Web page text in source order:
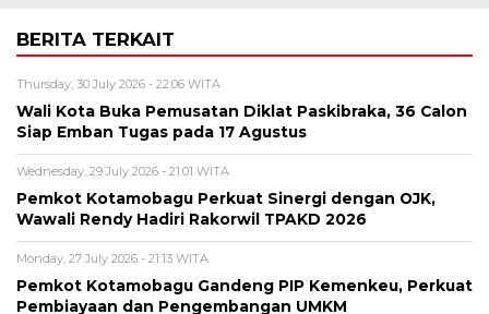
BERITA TERKAIT
Thursday, 30 July 2026 - 22:06 WITA
Wali Kota Buka Pemusatan Diklat Paskibraka, 36 Calon
Siap Emban Tugas pada 17 Agustus
Wednesday, 29 July 2026 - 21:01 WITA
Pemkot Kotamobagu Perkuat Sinergi dengan OJK,
Wawali Rendy Hadiri Rakorwil TPAKD 2026
Monday, 27 July 2026 - 21:13 WITA
Pemkot Kotamobagu Gandeng PIP Kemenkeu, Perkuat
Pembiayaan dan Pengembangan UMKM